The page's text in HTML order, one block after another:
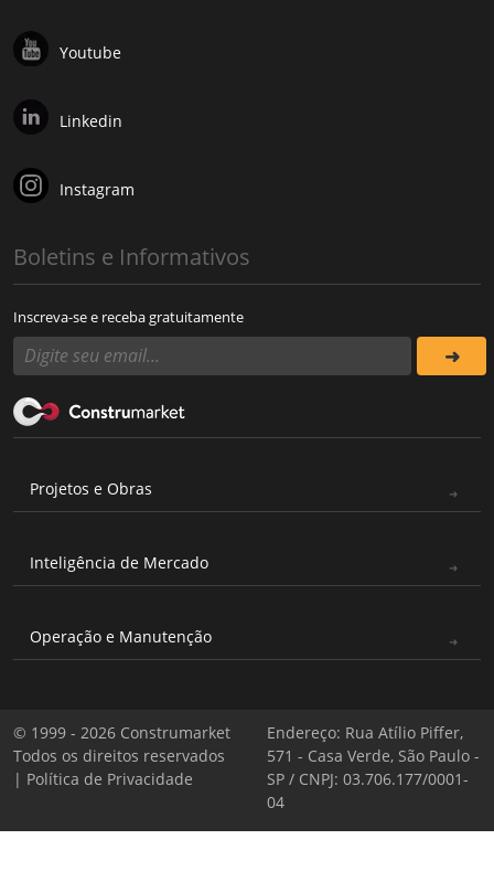
Youtube
Linkedin
Instagram
Boletins e Informativos
Inscreva-se e receba gratuitamente
Projetos e Obras
Inteligência de Mercado
Operação e Manutenção
© 1999 - 2026 Construmarket
Todos os direitos reservados
| Política de Privacidade
Endereço: Rua Atílio Piffer,
571 - Casa Verde, São Paulo -
SP / CNPJ: 03.706.177/0001-
04